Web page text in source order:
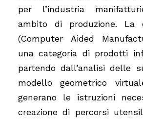
per l’industria
ambito di produzione. La
(Computer Aided
una categoria di prodotti
partendo dall’analisi delle
modello geometrico
generano le istruzioni
creazione di percorsi